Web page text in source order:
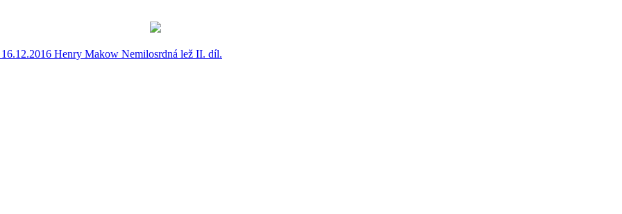
16.12.2016 Henry Makow Nemilosrdná lež II. díl.